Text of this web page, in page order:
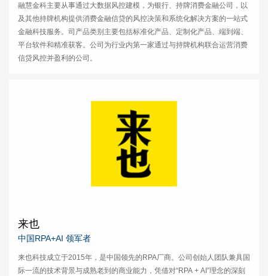
融慧金科主要从事通过大数据风控建模，为银行、持牌消费金融公司，以
及其他持牌机构提供消费金融信贷的风控决策和系统化解决方案的一站式
金融科技服务。司产品类别主要包括标准化产品、定制化产品、端到端、
平台软件和精准获客。公司为行业内第一家通过与持牌机构联合运营消费
信贷风控并盈利的公司。
来也
中国RPA+AI 领军者
来也科技成立于2015年，是中国领先的RPA厂商。公司创始人团队兼具国
际一流的技术背景与成熟老到的商业能力，凭借对“RPA + AI”理念的深刻